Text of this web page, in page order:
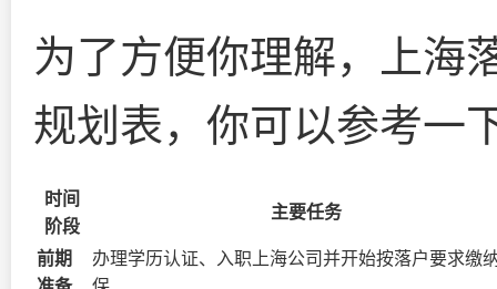
为了方便你理解，上海
规划表，你可以参考一
时间
阶段
主要任务
前期
办理学历认证、入职上海公司并开始按落户要求缴